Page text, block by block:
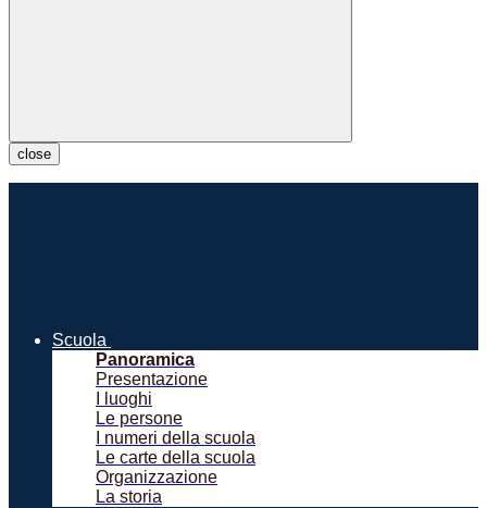
close
Scuola
Panoramica
Presentazione
I luoghi
Le persone
I numeri della scuola
Le carte della scuola
Organizzazione
La storia